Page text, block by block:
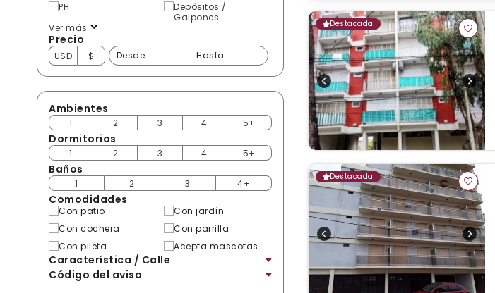
PH
Depósitos /
Galpones
Ver más
Precio
USD $
Ambientes
1 2 3 4 5+
Dormitorios
1 2 3 4 5+
Baños
1 2 3 4+
Comodidades
Con patio
Con jardín
Con cochera
Con parrilla
Con pileta
Acepta mascotas
Característica / Calle
Código del aviso
Destacada
Destacada